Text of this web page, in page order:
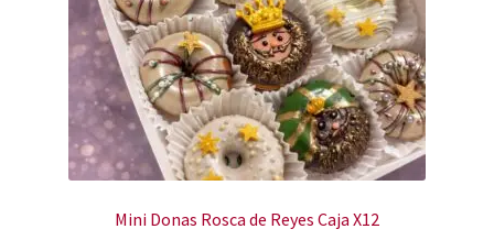
Mini Donas Rosca de Reyes Caja X12